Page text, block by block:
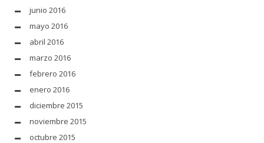
junio 2016
mayo 2016
abril 2016
marzo 2016
febrero 2016
enero 2016
diciembre 2015
noviembre 2015
octubre 2015